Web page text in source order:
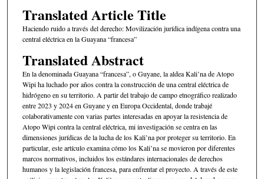
Translated Article Title
Haciendo ruido a través del derecho: Movilización jurídica indígena contra una
central eléctrica en la Guayana “francesa”
Translated Abstract
En la denominada Guayana “francesa”, o Guyane, la aldea Kali’na de Atopo
Wipi ha luchado por años contra la construcción de una central eléctrica de
hidrógeno en su territorio. A partir del trabajo de campo etnográfico realizado
entre 2023 y 2024 en Guyane y en Europa Occidental, donde trabajé
colaborativamente con varias partes interesadas en apoyar la resistencia de
Atopo Wipi contra la central eléctrica, mi investigación se centra en las
dimensiones jurídicas de la lucha de los Kali’na por proteger su territorio. En
particular, este artículo examina cómo los Kali’na se movieron por diferentes
marcos normativos, incluidos los estándares internacionales de derechos
humanos y la legislación francesa, para enfrentar el proyecto. A través de este